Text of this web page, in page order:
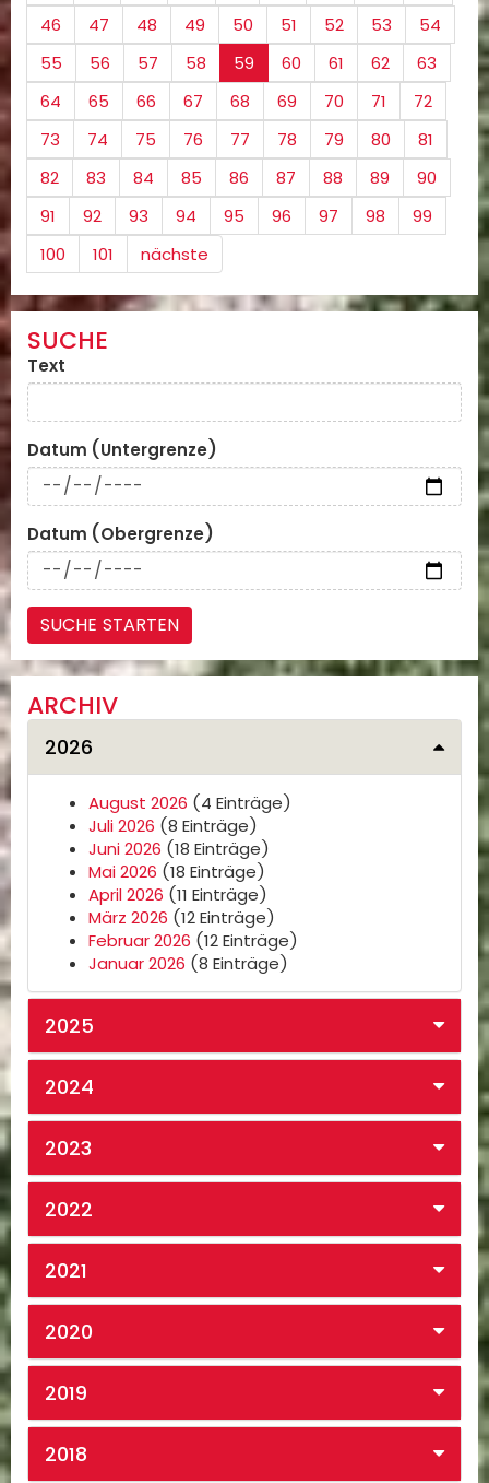
46
47 48 49 50 51 52 53
54
55
56 57 58 59 60 61 62
63
64
65 66 67 68 69 70 71
72
73
74 75 76 77 78 79 80
81
82
83 84 85 86 87 88 89
90
91
92 93 94 95 96 97 98
99
100
101 nächste
SUCHE
Text
Datum (Untergrenze)
Datum (Obergrenze)
ARCHIV
2026
August 2026 (4 Einträge)
Juli 2026 (8 Einträge)
Juni 2026 (18 Einträge)
Mai 2026 (18 Einträge)
April 2026 (11 Einträge)
März 2026 (12 Einträge)
Februar 2026 (12 Einträge)
Januar 2026 (8 Einträge)
2025
2024
2023
2022
2021
2020
2019
2018